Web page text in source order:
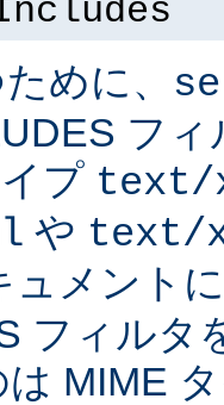
めに、
フ
プ text/
や text/
ュメント
フィルタ
は MIME